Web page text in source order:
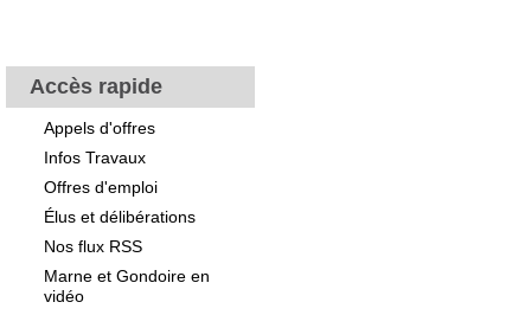
Accès rapide
Appels d'offres
Infos Travaux
Offres d'emploi
Élus et délibérations
Nos flux RSS
Marne et Gondoire en
vidéo